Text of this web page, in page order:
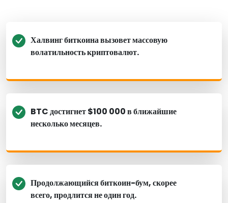
Халвинг биткоина вызовет массовую
волатильность криптовалют.
BTC достигнет $100 000 в ближайшие
несколько месяцев.
Продолжающийся биткоин-бум, скорее
всего, продлится не один год.